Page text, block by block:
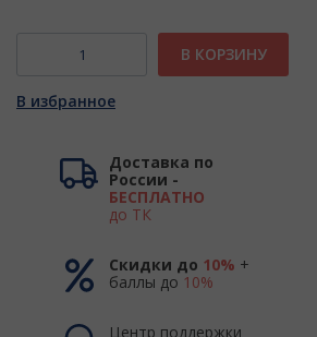
В КОРЗИНУ
В избранное
Доставка по
России -
БЕСПЛАТНО
до ТК
Скидки до 10% +
баллы до 10%
Центр поддержки